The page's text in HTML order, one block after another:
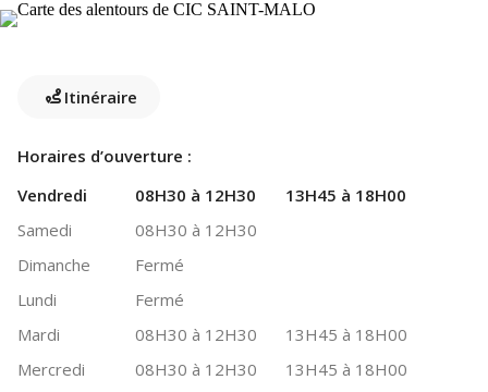
Itinéraire
Horaires d’ouverture :
Vendredi
08H30 à 12H30
13H45 à 18H00
Samedi
08H30 à 12H30
Dimanche
Fermé
Lundi
Fermé
Mardi
08H30 à 12H30
13H45 à 18H00
Mercredi
08H30 à 12H30
13H45 à 18H00